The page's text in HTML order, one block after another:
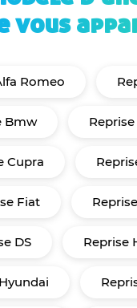
vous
Romeo
Bmw
Cupra
Fiat
DS Reprise